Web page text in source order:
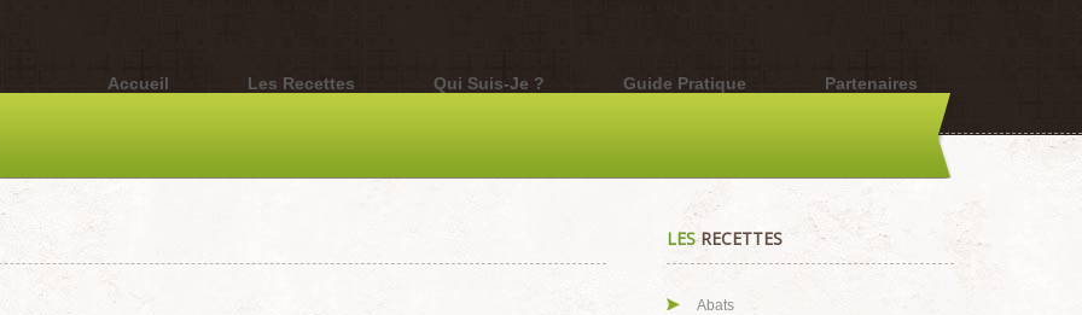
Accueil Les Recettes Qui Suis-Je ? Guide Pratique Partenaires
LESRECETTES
Abats